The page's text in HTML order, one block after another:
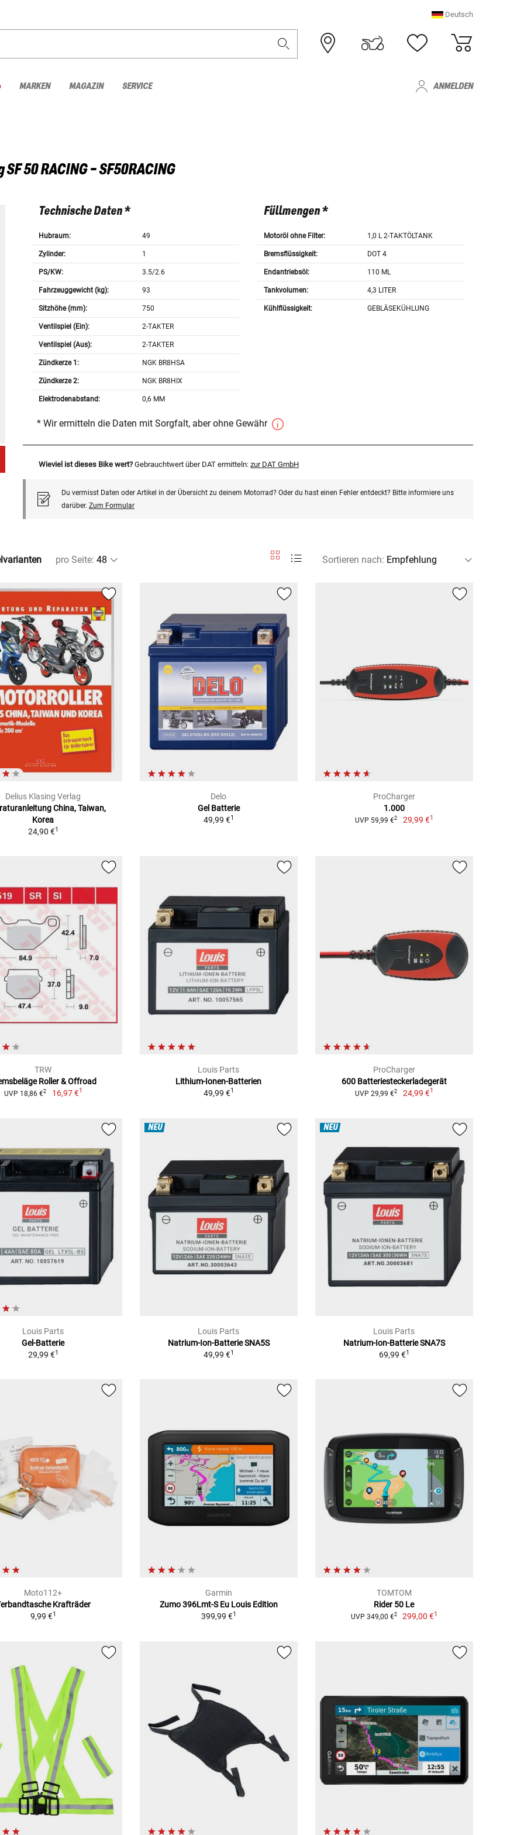
Deutsch
MARKEN MAGAZIN SERVICE ANMELDEN
SF 50 RACING - SF50RACING
Technische Daten *
Hubraum: 49
Zylinder: 1
PS/KW: 3.5/2.6
Fahrzeuggewicht (kg): 93
Sitzhöhe (mm): 750
Ventilspiel (Ein): 2-TAKTER
Ventilspiel (Aus): 2-TAKTER
Zündkerze 1: NGK BR8HSA
Zündkerze 2: NGK BR8HIX
Elektrodenabstand: 0,6 MM
Füllmengen *
Motoröl ohne Filter: 1,0 L 2-TAKTÖLTANK
Bremsflüssigkeit: DOT 4
Endantriebsöl: 110 ML
Tankvolumen: 4,3 LITER
Kühlflüssigkeit: GEBLÄSEKÜHLUNG
* Wir ermitteln die Daten mit Sorgfalt, aber ohne Gewähr
Wieviel ist dieses Bike wert? Gebrauchtwert über DAT ermitteln: zur DAT GmbH
Du vermisst Daten oder Artikel in der Übersicht zu deinem Motorrad? Oder du hast einen Fehler entdeckt? Bitte informiere uns
darüber. Zum Formular
pro Seite: Sortieren nach:
Delius Klasing Verlag
China, Taiwan,
Korea
24,90 €1
Delo
Gel Batterie
49,99 €1
ProCharger
1.000
UVP 59,99 €2 29,99 €1
TRW
Roller & Offroad
UVP 18,86 €2 16,97 €1
Louis Parts
Lithium-Ionen-Batterien
49,99 €1
ProCharger
600 Batteriesteckerladegerät
UVP 29,99 €2 24,99 €1
Louis Parts
Gel-Batterie
29,99 €1
NEU
Louis Parts
Natrium-Ion-Batterie SNA5S
49,99 €1
NEU
Louis Parts
Natrium-Ion-Batterie SNA7S
69,99 €1
Moto112+
Krafträder
9,99 €1
Garmin
Zumo 396Lmt-S Eu Louis Edition
399,99 €1
TOMTOM
Rider 50 Le
UVP 349,00 €2 299,00 €1